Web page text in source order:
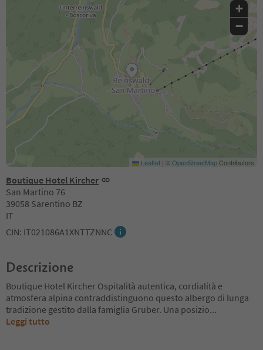
Boutique Hotel Kircher
San Martino 76
39058 Sarentino BZ
IT
CIN: IT021086A1XNTTZNNC
+
−
Leaflet | ©OpenStreetMapContributors
Descrizione
Boutique Hotel Kircher Ospitalità autentica, cordialità e
atmosfera alpina contraddistinguono questo albergo di lunga
tradizione gestito dalla famiglia Gruber. Una posizio...
Leggi tutto